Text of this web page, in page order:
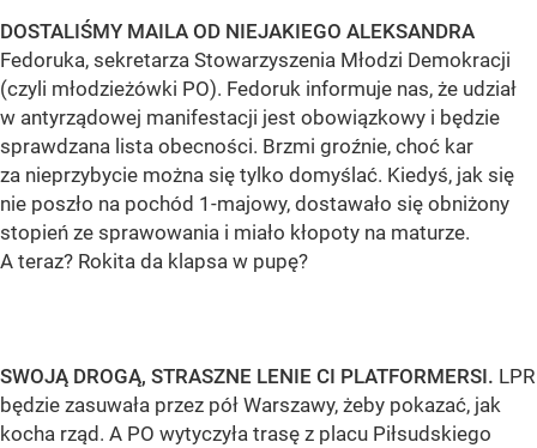
DOSTALIŚMY MAILA OD NIEJAKIEGO ALEKSANDRA
Fedoruka, sekretarza Stowarzyszenia Młodzi Demokracji
(czyli młodzieżówki PO). Fedoruk informuje nas, że udział
w antyrządowej manifestacji jest obowiązkowy i będzie
sprawdzana lista obecności. Brzmi groźnie, choć kar
za nieprzybycie można się tylko domyślać. Kiedyś, jak się
nie poszło na pochód 1-majowy, dostawało się obniżony
stopień ze sprawowania i miało kłopoty na maturze.
A teraz? Rokita da klapsa w pupę?
SWOJĄ DROGĄ, STRASZNE LENIE CI PLATFORMERSI. LPR
będzie zasuwała przez pół Warszawy, żeby pokazać, jak
kocha rząd. A PO wytyczyła trasę z placu Piłsudskiego